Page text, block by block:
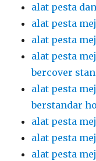
alat pesta
alat pesta
alat pesta
alat pesta
bercover
alat pesta
berstandar
alat pesta
alat pesta
alat pesta